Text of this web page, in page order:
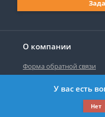
О компании
Форма обратной связи
©2019-2026 Все права
У вас есть
Нет